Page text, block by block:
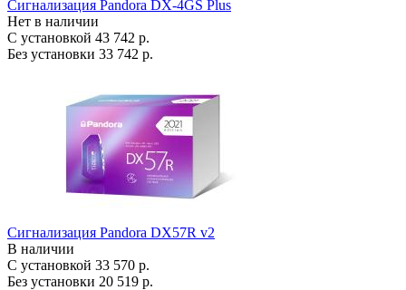
Сигнализация Pandora DX-4GS Plus
Нет в наличии
С установкой 43 742 р.
Без установки 33 742 р.
Сигнализация Pandora DX57R v2
В наличии
С установкой 33 570 р.
Без установки 20 519 р.